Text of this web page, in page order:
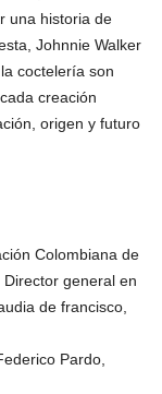
una historia de
Johnnie Walker
coctelería son
creación
origen y futuro
Colombiana de
general en
de francisco,
Pardo,